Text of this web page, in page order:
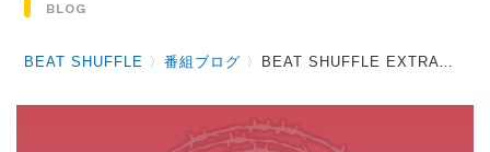
BLOG
BEAT SHUFFLE 〉番組ブログ 〉 BEAT SHUFFLE EXTRA 2025.04.18 唯